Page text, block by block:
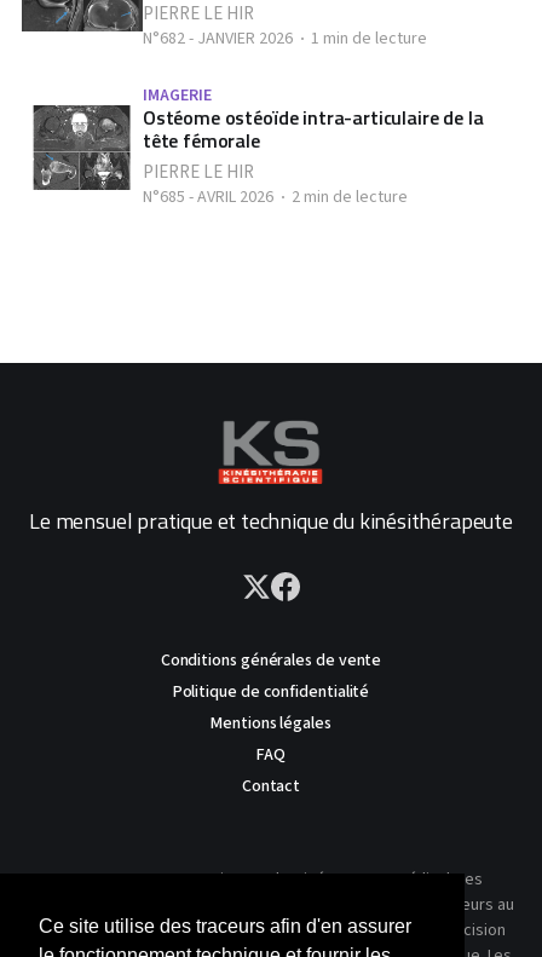
Ce site utilise des traceurs afin d'en assurer
PIERRE LE HIR
N°682 - JANVIER 2026 1 min de lecture
IMAGERIE
Ostéome ostéoïde intra-articulaire de la
tête fémorale
PIERRE LE HIR
N°685 - AVRIL 2026 2 min de lecture
Le mensuel pratique et technique du kinésithérapeute
Conditions générales de vente
Politique de confidentialité
Mentions légales
FAQ
Contact
AVERTISSEMENT : Ce site est destiné au corps médical. Les
traitements présentés ne reflètent que l'expérience des auteurs au
moment où leur article a été publié dans notre journal. La décision